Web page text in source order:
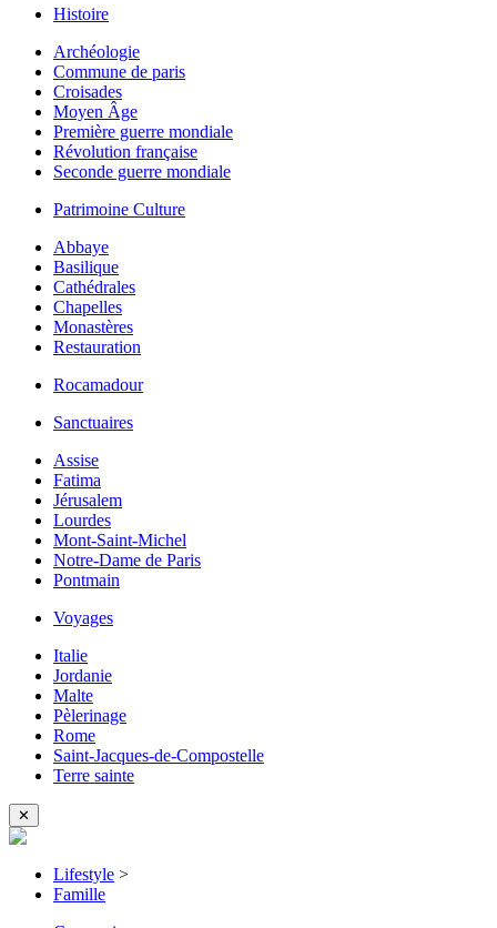
Histoire
Archéologie
Commune de paris
Croisades
Moyen Âge
Première guerre mondiale
Révolution française
Seconde guerre mondiale
Patrimoine Culture
Abbaye
Basilique
Cathédrales
Chapelles
Monastères
Restauration
Rocamadour
Sanctuaires
Assise
Fatima
Jérusalem
Lourdes
Mont-Saint-Michel
Notre-Dame de Paris
Pontmain
Voyages
Italie
Jordanie
Malte
Pèlerinage
Rome
Saint-Jacques-de-Compostelle
Terre sainte
✕
Lifestyle >
Famille